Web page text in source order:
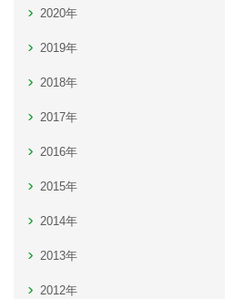
2020年
2019年
2018年
2017年
2016年
2015年
2014年
2013年
2012年